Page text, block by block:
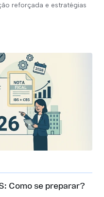
reforçada e estratégias
Como se preparar?